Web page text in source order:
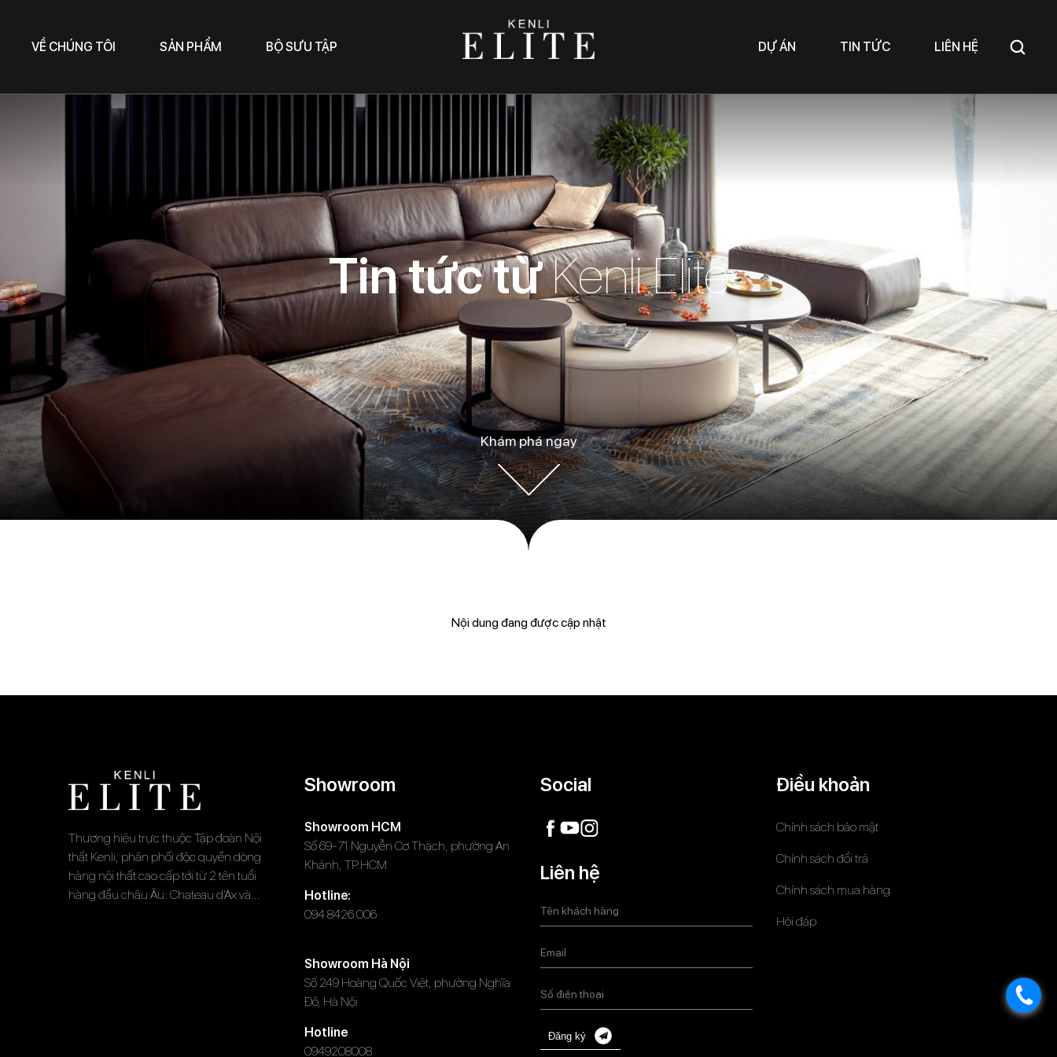
VỀ CHÚNG TÔI SẢN PHẨM BỘ SƯU TẬP DỰ ÁN TIN TỨC LIÊN HỆ
Tin tức từKenli Elite
Khám phá ngay
Nội dung đang được cập nhật
Thương hiệu trực thuộc Tập đoàn Nội
thất Kenli, phân phối độc quyền dòng
hàng nội thất cao cấp tới từ 2 tên tuổi
hàng đầu châu Âu: Chateau d’Ax và
Showroom
Showroom HCM
Số 69-71 Nguyễn Cơ Thạch, phường An
Khánh, TP.HCM
Hotline:
094 8426 006
Showroom Hà Nội
Số 249 Hoàng Quốc Việt, phường Nghĩa
Đô, Hà Nội
Hotline
0949208008
Social
Liên hệ
Đăng ký
Điều khoản
Chính sách bảo mật
Chính sách đổi trả
Chính sách mua hàng
Hỏi đáp